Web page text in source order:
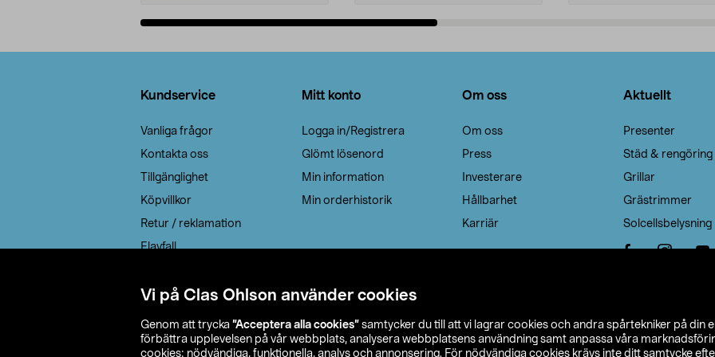
Vi på Clas Ohlson använder cookies
Genom att trycka ”Acceptera alla cookies” samtycker du till att vi lagrar cookies och andra spårtekniker på din
förbättra upplevelsen på vår webbplats, analysera webbplatsens användning samt anpassa våra
cookies: nödvändiga, funktionella, analys och annonsering. För nödvändiga cookies krävs inte ditt samtycke
Kundservice
Vanliga frågor
Kontakta oss
Tillgänglighet
Köpvillkor
Retur / reklamation
Elavfall
Leveransalternativ
Mitt konto
Logga in/Registrera
Glömt lösenord
Min information
Min orderhistorik
Om oss
Om oss
Press
Investerare
Hållbarhet
Karriär
Aktuellt
Presenter
Städ & rengöring
Grillar
Grästrimmer
Solcellsbelysning